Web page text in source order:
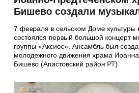
Бишево создали
7 февраля в сельском Доме культуры
состоялся первый большой концерт
группы «Аксиос». Ансамбль был
молодежного движения храма
Бишево (Апастовский район РТ)